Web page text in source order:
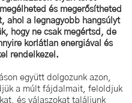
és megerősítheted
ahol a legnagyobb hangsúlyt
hogy ne csak megértsd, de
korlátlan energiával és
rendelkezel.
együtt dolgozunk azon,
a múlt fájdalmait, feloldjuk
és válaszokat találjunk